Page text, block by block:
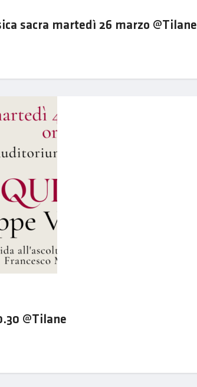
sacra martedì 26 marzo @Tilane
@Tilane